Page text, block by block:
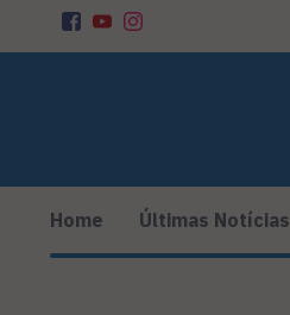
Home Últimas Notícias